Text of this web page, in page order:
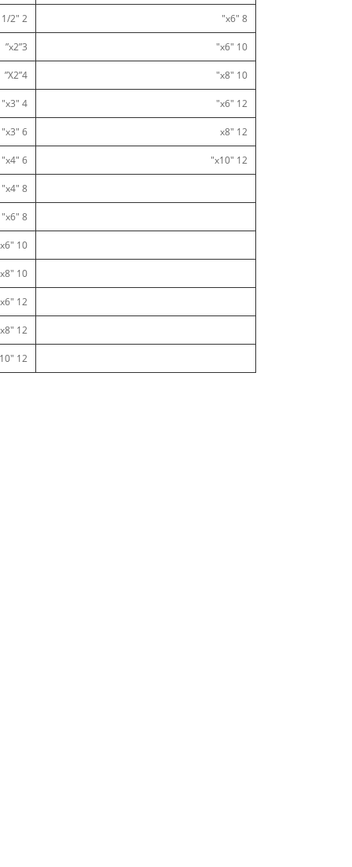
8 "x6"
2 "x11/2"
10 "x6"
3”x2”
10 "x8"
4”X2”
12 "x6"
4 "x3"
12 "x8
6 "x3"
12 "x10"
6 "x4"
8 "x4"
8 "x6"
10 "x6"
10 "x8"
12 "x6"
12 "x8
12 "x10"